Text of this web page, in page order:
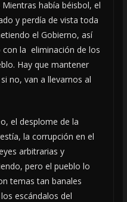
había béisbol, el
y perdía de vista toda
el Gobierno, así
con la eliminación de los
Hay que mantener
no, van a llevarnos al
el desplome de la
la corrupción en el
arbitrarias y
pero el pueblo lo
temas tan banales
escándalos del